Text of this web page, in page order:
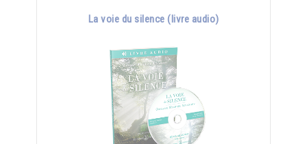
La voie du silence (livre audio)